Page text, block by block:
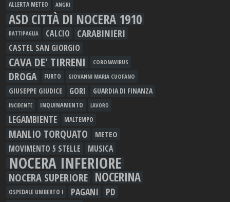
ALLERTA METEO ANGRI
ASD CITTÀ DI NOCERA 1910
BATTIPAGLIA CALCIO CARABINIERI
CASTEL SAN GIORGIO
CAVA DE' TIRRENI CORONAVIRUS
DROGA FURTO GIOVANNI MARIA CUOFANO
GIUSEPPE GIUDICE GORI GUARDIA DI FINANZA
INCIDENTE INQUINAMENTO LAVORO
LEGAMBIENTE MALTEMPO
MANLIO TORQUATO METEO
MOVIMENTO 5 STELLE MUSICA
NOCERA INFERIORE
NOCERA SUPERIORE NOCERINA
OSPEDALE UMBERTO I PAGANI PD